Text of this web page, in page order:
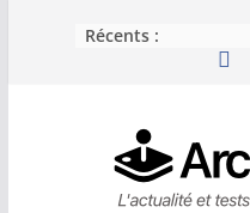
Récents :